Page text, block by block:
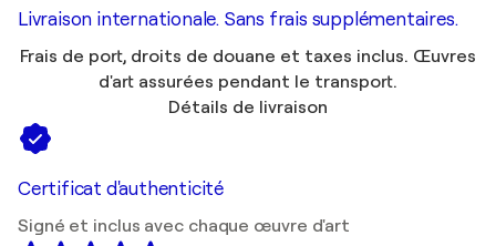
Livraison internationale. Sans frais supplémentaires.
Frais de port, droits de douane et taxes inclus. Œuvres
d'art assurées pendant le transport.
Détails de livraison
Certificat d'authenticité
Signé et inclus avec chaque œuvre d'art